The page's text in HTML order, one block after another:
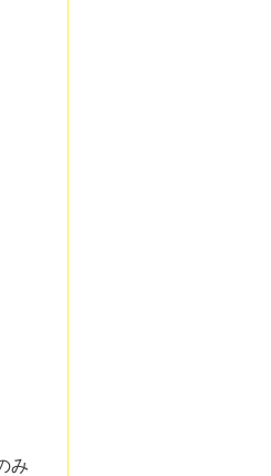
み